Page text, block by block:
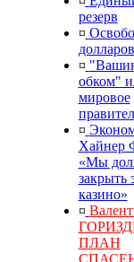
резерв
¤
¤
обком"
мировое
¤
Хайнер
«Мы
закрыть
казино»
¤
ПЛАН